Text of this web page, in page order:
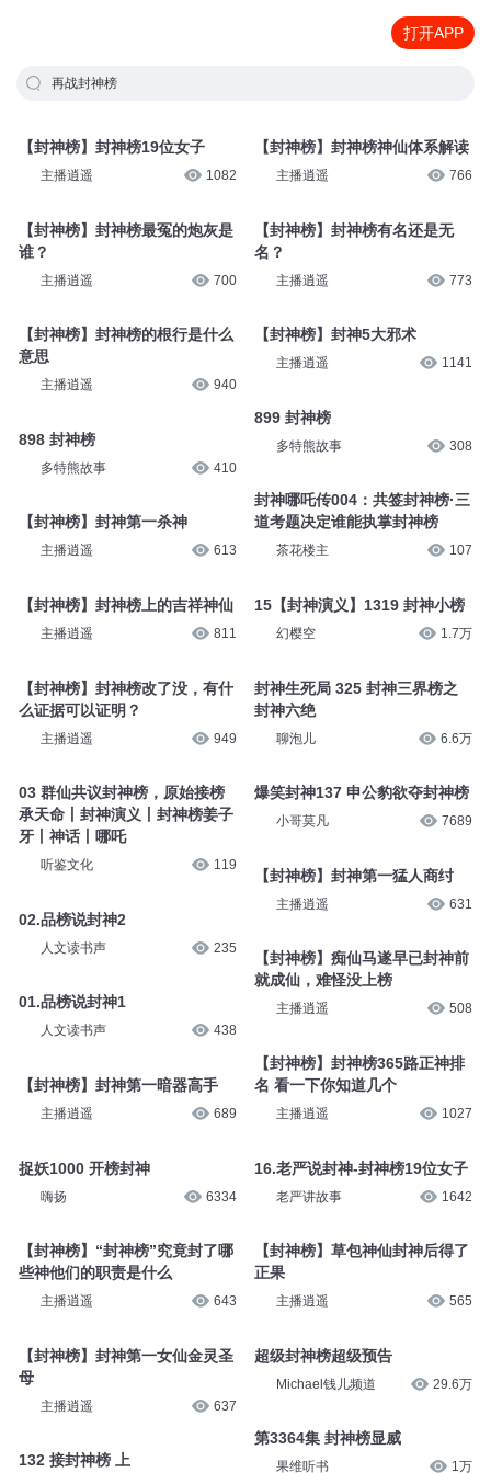
打开APP
再战封神榜
【封神榜】封神榜19位女子
主播逍遥 1082
【封神榜】封神榜最冤的炮灰是
谁？
主播逍遥 700
【封神榜】封神榜的根行是什么
意思
主播逍遥 940
898 封神榜
多特熊故事 410
【封神榜】封神第一杀神
主播逍遥 613
【封神榜】封神榜上的吉祥神仙
主播逍遥 811
【封神榜】封神榜改了没，有什
么证据可以证明？
主播逍遥 949
03 群仙共议封神榜，原始接榜
承天命丨封神演义丨封神榜姜子
牙丨神话丨哪吒
听鉴文化 119
02.品榜说封神2
人文读书声 235
01.品榜说封神1
人文读书声 438
【封神榜】封神第一暗器高手
主播逍遥 689
捉妖1000 开榜封神
嗨扬 6334
【封神榜】“封神榜”究竟封了哪
些神他们的职责是什么
主播逍遥 643
【封神榜】封神第一女仙金灵圣
母
主播逍遥 637
132 接封神榜 上
【封神榜】封神榜神仙体系解读
主播逍遥 766
【封神榜】封神榜有名还是无
名？
主播逍遥 773
【封神榜】封神5大邪术
主播逍遥 1141
899 封神榜
多特熊故事 308
封神哪吒传004：共签封神榜·三
道考题决定谁能执掌封神榜
茶花楼主 107
15【封神演义】1319 封神小榜
幻樱空 1.7万
封神生死局 325 封神三界榜之
封神六绝
聊泡儿 6.6万
爆笑封神137 申公豹欲夺封神榜
小哥莫凡 7689
【封神榜】封神第一猛人商纣
主播逍遥 631
【封神榜】痴仙马遂早已封神前
就成仙，难怪没上榜
主播逍遥 508
【封神榜】封神榜365路正神排
名 看一下你知道几个
主播逍遥 1027
16.老严说封神-封神榜19位女子
老严讲故事 1642
【封神榜】草包神仙封神后得了
正果
主播逍遥 565
超级封神榜超级预告
Michael钱儿频道 29.6万
第3364集 封神榜显威
果维听书 1万